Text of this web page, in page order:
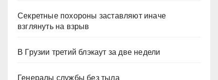
Секретные похороны заставляют иначе
взглянуть на взрыв
В Грузии третий блэкаут за две недели
Генералы службы без тыла